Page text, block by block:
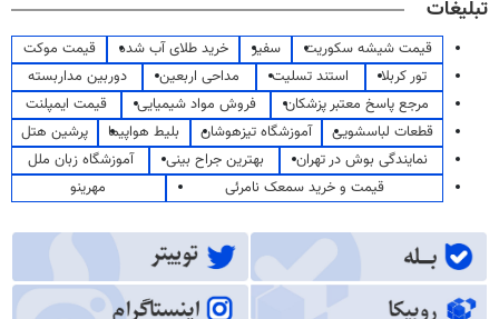
تبلیغات
قیمت شیشه سکوریت سفیر خرید طلای آب شده
قیمت موکت
تور کربلا
استند تسلیت مداحی اربعین
دوربین مداربسته
مرجع پاسخ معتبر پزشکان
فروش مواد شیمیایی
قیمت ایمپلنت
قطعات لباسشویی
آموزشگاه تیزهوشان بلیط هواپیما
پرشین هتل
نمایندگی بوش در تهران
بهترین جراح بینی
آموزشگاه زبان ملل
قیمت و خرید سمعک نامرئی
مهرینو